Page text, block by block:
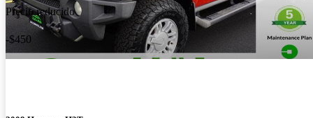
Precio reducido
-$450